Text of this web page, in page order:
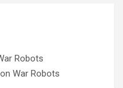
Robots
War Robots